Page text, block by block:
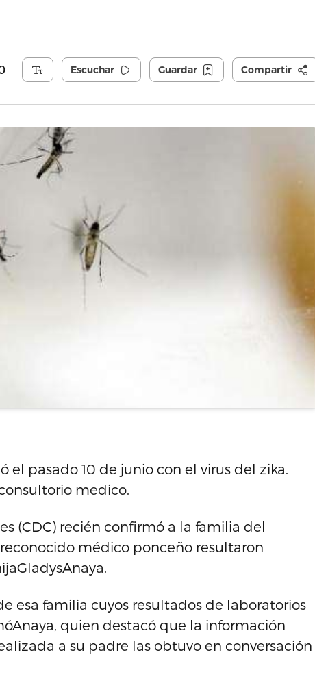
Escuchar Guardar Compartir
el pasado 10 de junio con el virus del zika.
medico.
(CDC) recién confirmó a la familia del
médico ponceño resultaron
esa familia cuyos resultados de laboratorios
quien destacó que la información
a su padre las obtuvo en conversación